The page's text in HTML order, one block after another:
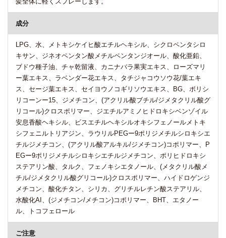
成分
LPG、水、メトキシケイヒ酸エチルヘキシル、シクロペンタシロ
キサン、ジネオペンタン酸メチルペンタンジオール、酸化亜鉛、
ブドウ種子油、チャ乾留液、カニナバラ果実エキス、ローズマリ
ー葉エキス、ラベンダー花エキス、タチジャコウソウ花/葉エキ
ス、セージ葉エキス、セイヨウノコギリソウエキス、BG、ポリシ
リコーンー15、ジメチコン、(アクリル酸ブチル/ジメタクリル酸グ
リコール)クロスポリマー、ジエチルアミノヒドロキシベンゾイル
安息香酸ヘキシル、ビスエチルヘキシルオキシフェノールメトキ
シフェニルトリアジン、ラウリルPEGー9ポリジメチルシロキシエ
チルジメチコン、(アクリル酸アルキル/ジメチコン)コポリマー、P
EGー9ポリジメチルシロキシエチルジメチコン、ポリヒドロキシ
ステアリン酸、タルク、フェノキシエタノール、(メタクリル酸メ
チル/ジメタクリル酸グリコール)クロスポリマー、ハイドロゲンジ
メチコン、酸化チタン、シリカ、グリチルレチン酸ステアリル、
水酸化AI、(ジメチコン/メチコン)コポリマー、BHT、エタノー
ル、トコフェロール
ご注意